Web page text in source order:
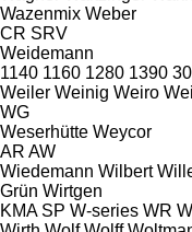
Wazenmix Weber
CR SRV
Weidemann
1140 1160 1280 1390
Weiler Weinig Weiro
WG
Weserhütte Weycor
AR AW
Wiedemann Wilbert
Grün Wirtgen
KMA SP W-series WR